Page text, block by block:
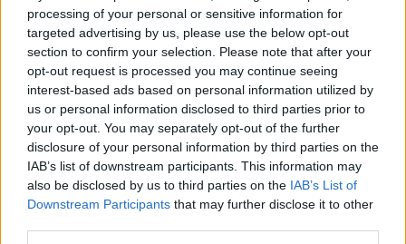
processing of your personal or sensitive information for
targeted advertising by us, please use the below opt-out
section to confirm your selection. Please note that after your
opt-out request is processed you may continue seeing
interest-based ads based on personal information utilized by
us or personal information disclosed to third parties prior to
your opt-out. You may separately opt-out of the further
disclosure of your personal information by third parties on the
IAB’s list of downstream participants. This information may
also be disclosed by us to third parties on the IAB’s List of
Downstream Participants that may further disclose it to other
procedentes de Barcelona. Aunque llevan en
activo desde 1997, su carrera tuvo como punto
de inflexión en 2009 su 6º álbum "1999 (o cómo
generar incendios de nieve con una lupa
enfocando a la Luna)" coincidiendo con el
cambio de discográfica a Warner Music Spain.
Desde entonces han publicado otros discos de
éxito como "La noche eterna. Los días no
vividos" (2012) o "El poeta Halley" (2016),